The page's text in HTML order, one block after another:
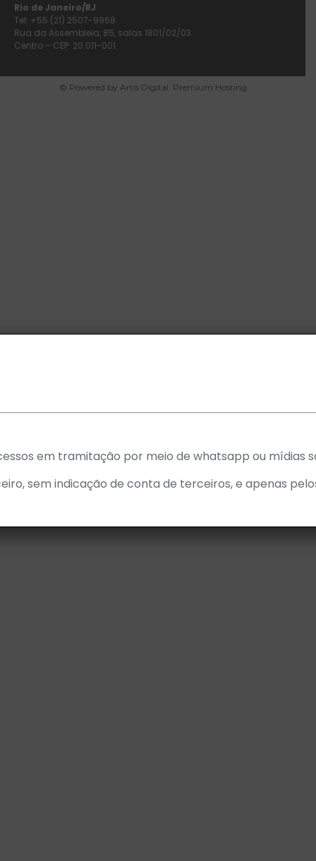
Rio de Janeiro/RJ
Tel: +55 (21) 2507-9968
Rua da Assembleia, 85, salas 1801/02/03
Centro – CEP: 20.011-001
© Powered by Artis Digital. Premium Hosting
em tramitação por meio de whatsapp ou mídias
sem indicação de conta de terceiros, e apenas